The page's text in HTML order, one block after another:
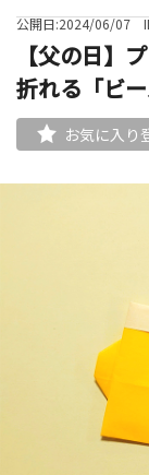
公開日:2024/06/07
【父の日】
折れる「ビ
お気に入り